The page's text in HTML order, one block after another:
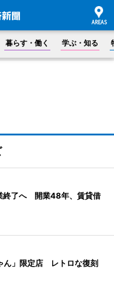
暮らす・働く 学ぶ・知る
終了へ 開業48年、賃貸借
ん」限定店 レトロな復刻